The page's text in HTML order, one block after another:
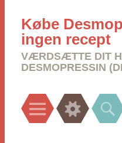
Købe
ingen recept
VÆRDSÆTTE DIT
DESMOPRESSIN
Menu Widgets